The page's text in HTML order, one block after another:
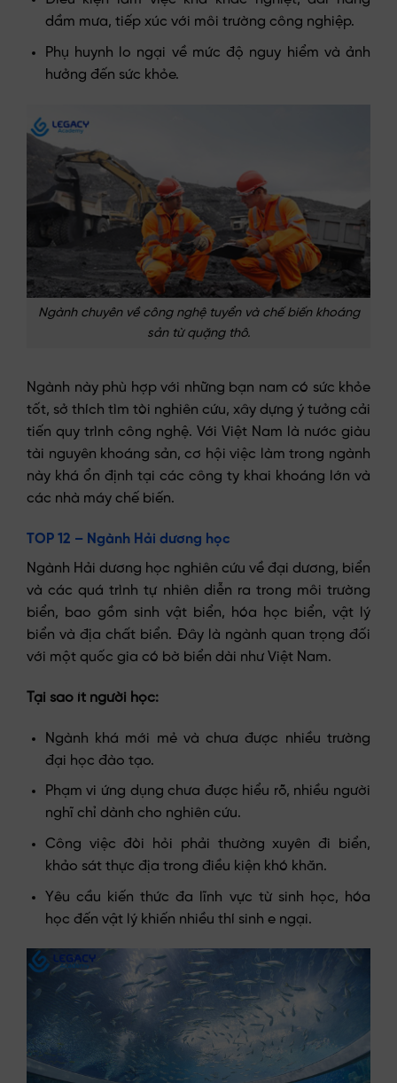
dầm mưa, tiếp xúc với môi trường công nghiệp.
Phụ huynh lo ngại về mức độ nguy hiểm và ảnh
hưởng đến sức khỏe.
Ngành chuyên về công nghệ tuyển và chế biến khoáng
sản từ quặng thô.
Ngành này phù hợp với những bạn nam có sức khỏe
tốt, sở thích tìm tòi nghiên cứu, xây dựng ý tưởng cải
tiến quy trình công nghệ. Với Việt Nam là nước giàu
tài nguyên khoáng sản, cơ hội việc làm trong ngành
này khá ổn định tại các công ty khai khoáng lớn và
các nhà máy chế biến.
TOP 12 – Ngành Hải dương học
Ngành Hải dương học nghiên cứu về đại dương, biển
và các quá trình tự nhiên diễn ra trong môi trường
biển, bao gồm sinh vật biển, hóa học biển, vật lý
biển và địa chất biển. Đây là ngành quan trọng đối
với một quốc gia có bờ biển dài như Việt Nam.
Tại sao ít người học:
Ngành khá mới mẻ và chưa được nhiều trường
đại học đào tạo.
Phạm vi ứng dụng chưa được hiểu rõ, nhiều người
nghĩ chỉ dành cho nghiên cứu.
Công việc đòi hỏi phải thường xuyên đi biển,
khảo sát thực địa trong điều kiện khó khăn.
Yêu cầu kiến thức đa lĩnh vực từ sinh học, hóa
học đến vật lý khiến nhiều thí sinh e ngại.